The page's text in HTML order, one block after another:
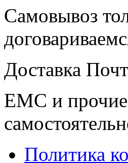
Самовывоз
Доставка
ЕМС и прочие
Политика